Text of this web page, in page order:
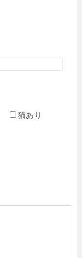
猫あり